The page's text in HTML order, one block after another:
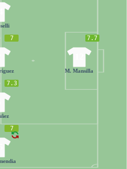
7.7
M. Mansilla
7
7.3
7